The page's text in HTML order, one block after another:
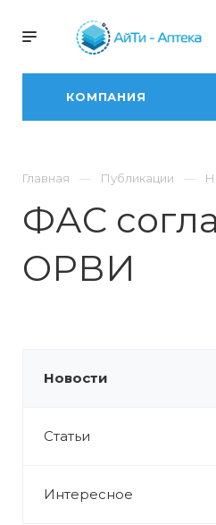
КОМПАНИЯ
Главная Публикации
ФАС
ОРВИ
Новости
Статьи
Интересное